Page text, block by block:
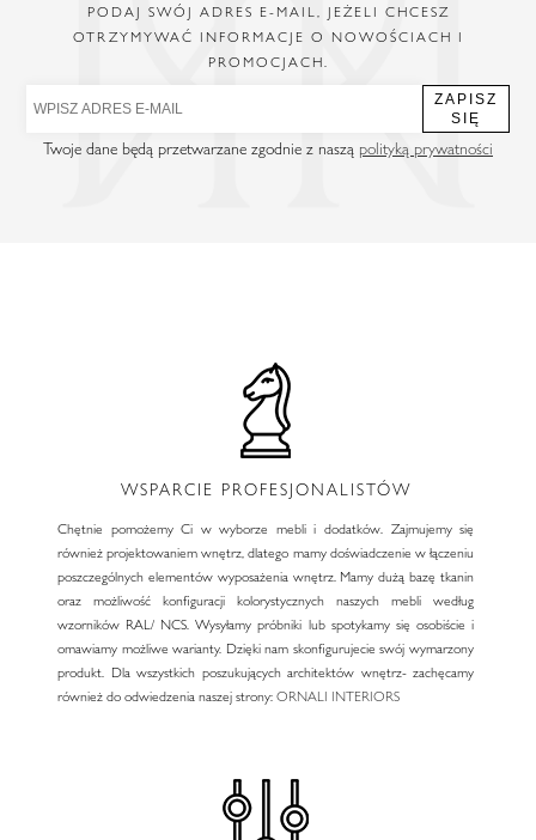
PODAJ SWÓJ ADRES E-MAIL, JEŻELI CHCESZ
OTRZYMYWAĆ INFORMACJE O NOWOŚCIACH I
PROMOCJACH.
ZAPISZ
SIĘ
Twoje dane będą przetwarzane zgodnie z naszą polityką prywatności
WSPARCIE PROFESJONALISTÓW
Chętnie pomożemy Ci w wyborze mebli i dodatków. Zajmujemy się
również projektowaniem wnętrz, dlatego mamy doświadczenie w łączeniu
poszczególnych elementów wyposażenia wnętrz. Mamy dużą bazę tkanin
oraz możliwość konfiguracji kolorystycznych naszych mebli według
wzorników RAL/ NCS. Wysyłamy próbniki lub spotykamy się osobiście i
omawiamy możliwe warianty. Dzięki nam skonfigurujecie swój wymarzony
produkt. Dla wszystkich poszukujących architektów wnętrz- zachęcamy
również do odwiedzenia naszej strony:ORNALI INTERIORS